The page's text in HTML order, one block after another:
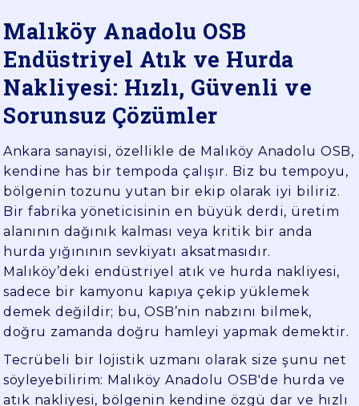
Malıköy Anadolu OSB
Endüstriyel Atık ve Hurda
Nakliyesi: Hızlı, Güvenli ve
Sorunsuz Çözümler
Ankara sanayisi, özellikle de Malıköy Anadolu OSB,
kendine has bir tempoda çalışır. Biz bu tempoyu,
bölgenin tozunu yutan bir ekip olarak iyi biliriz.
Bir fabrika yöneticisinin en büyük derdi, üretim
alanının dağınık kalması veya kritik bir anda
hurda yığınının sevkiyatı aksatmasıdır.
Malıköy’deki endüstriyel atık ve hurda nakliyesi,
sadece bir kamyonu kapıya çekip yüklemek
demek değildir; bu, OSB’nin nabzını bilmek,
doğru zamanda doğru hamleyi yapmak demektir.
Tecrübeli bir lojistik uzmanı olarak size şunu net
söyleyebilirim: Malıköy Anadolu OSB'de hurda ve
atık nakliyesi, bölgenin kendine özgü dar ve hızlı